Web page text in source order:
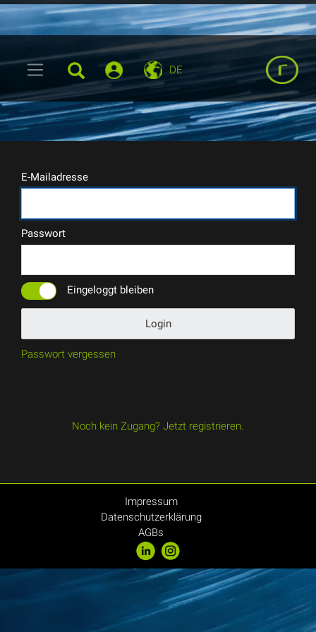
DE
E-Mailadresse
Passwort
Eingeloggt bleiben
Login
Passwort vergessen
Noch kein Zugang? Jetzt registrieren.
Impressum
Datenschutzerklärung
AGBs